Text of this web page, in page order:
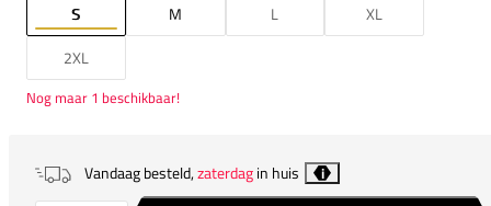
S M L
XL
2XL
Nog maar 1 beschikbaar!
Vandaag besteld,zaterdagin huis i